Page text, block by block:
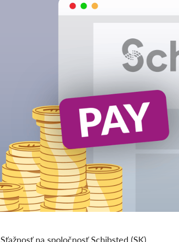
Sťažnosť na spoločnosť Schibsted (SK)